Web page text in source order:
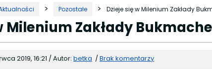
Pozostałe Dzieje się w Milenium Zakłady
Milenium Zakłady
2019, 16:21 /Autor: betka /Brak komentarzy